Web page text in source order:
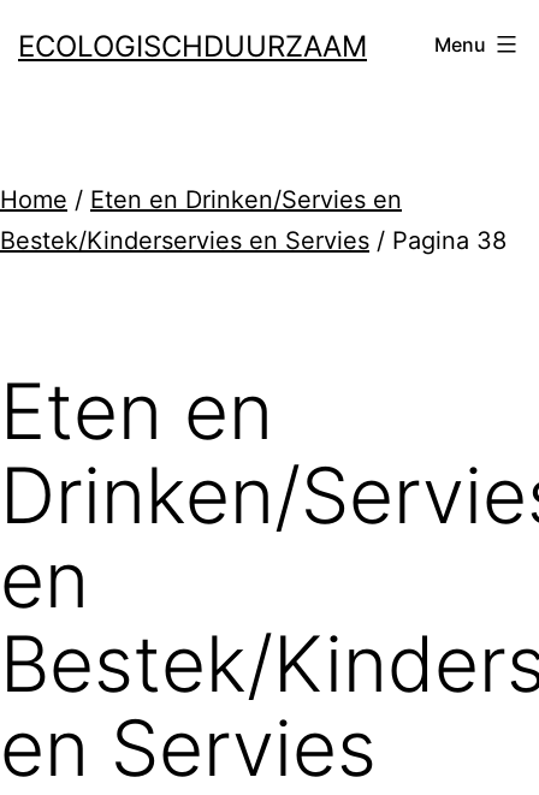
naar
ECOLOGISCHDUURZAAM Menu
Home / Eten en Drinken/Servies en
Bestek/Kinderservies en Servies / Pagina 38
Eten en
Drinken/
en
Bestek/
en Servies